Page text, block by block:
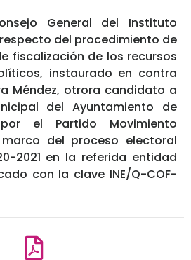
General del Instituto
del procedimiento de
fiscalización de los recursos
instaurado en contra
Méndez, otrora candidato a
del Ayuntamiento de
el Partido Movimiento
del proceso electoral
2021 en la referida entidad
con la clave INE/Q-COF-